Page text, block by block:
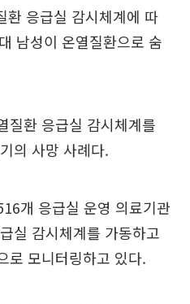
환 응급실 감시체계에 따
남성이 온열질환으로 숨
질환 응급실 감시체계를
의 사망 사례다.
개 응급실 운영 의료기관
실 감시체계를 가동하고
로 모니터링하고 있다.